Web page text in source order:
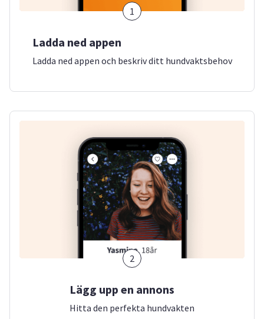
1
Ladda ned appen
Ladda ned appen och beskriv ditt hundvaktsbehov
2
Lägg upp en annons
Hitta den perfekta hundvakten